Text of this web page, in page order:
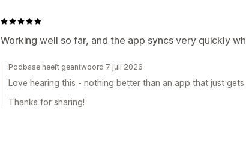
Working well so far, and the app syncs very quickly
Podbase heeft geantwoord 7 juli 2026
Love hearing this - nothing better than an app that just gets
Thanks for sharing!